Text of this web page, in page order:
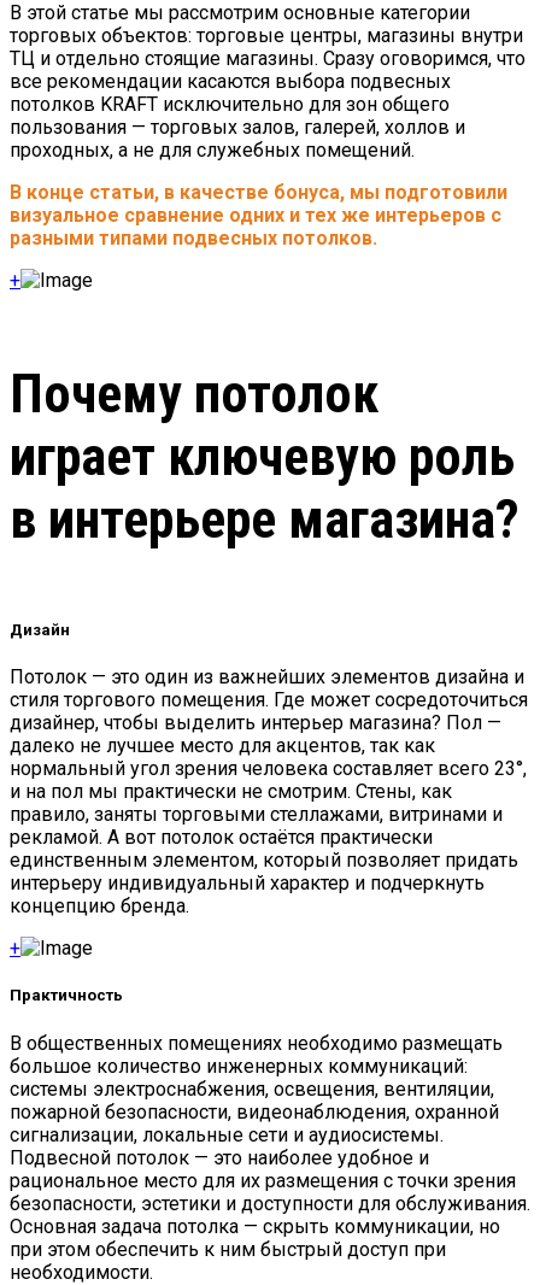
В этой статье мы рассмотрим основные категории
торговых объектов: торговые центры, магазины внутри
ТЦ и отдельно стоящие магазины. Сразу оговоримся, что
все рекомендации касаются выбора подвесных
потолков KRAFT исключительно для зон общего
пользования — торговых залов, галерей, холлов и
проходных, а не для служебных помещений.
В конце статьи, в качестве бонуса, мы подготовили
визуальное сравнение одних и тех же интерьеров с
разными типами подвесных потолков.
+
Почему потолок
играет ключевую роль
в интерьере магазина?
Дизайн
Потолок — это один из важнейших элементов дизайна и
стиля торгового помещения. Где может сосредоточиться
дизайнер, чтобы выделить интерьер магазина? Пол —
далеко не лучшее место для акцентов, так как
нормальный угол зрения человека составляет всего 23°,
и на пол мы практически не смотрим. Стены, как
правило, заняты торговыми стеллажами, витринами и
рекламой. А вот потолок остаётся практически
единственным элементом, который позволяет придать
интерьеру индивидуальный характер и подчеркнуть
концепцию бренда.
+
Практичность
В общественных помещениях необходимо размещать
большое количество инженерных коммуникаций:
системы электроснабжения, освещения, вентиляции,
пожарной безопасности, видеонаблюдения, охранной
сигнализации, локальные сети и аудиосистемы.
Подвесной потолок — это наиболее удобное и
рациональное место для их размещения с точки зрения
безопасности, эстетики и доступности для обслуживания.
Основная задача потолка — скрыть коммуникации, но
при этом обеспечить к ним быстрый доступ при
необходимости.